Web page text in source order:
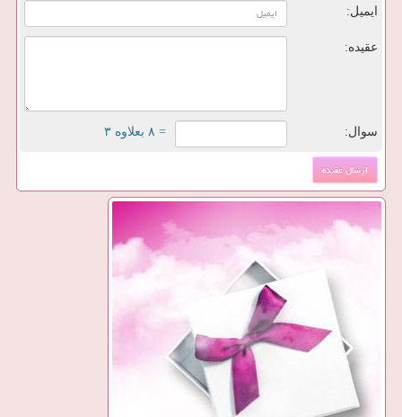
ایمیل:
عقیده:
سوال: = ۸ بعلاوه ۳